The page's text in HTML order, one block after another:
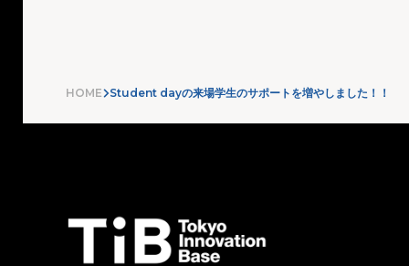
HOME Student dayの来場学生のサポートを増やしました！！